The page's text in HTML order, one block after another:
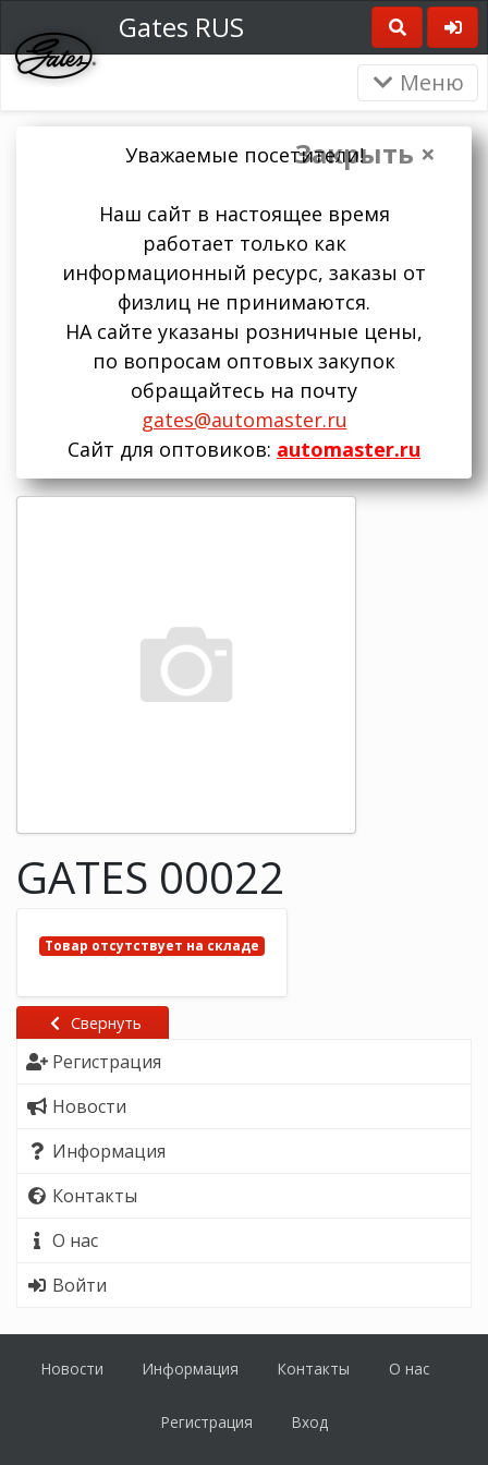
Gates RUS
Меню
Закрыть ×
Уважаемые посетители!
Наш сайт в настоящее время
работает только как
информационный ресурс, заказы от
физлиц не принимаются.
НА сайте указаны розничные цены,
по вопросам оптовых закупок
обращайтесь на почту
gates@automaster.ru
Сайт для оптовиков: automaster.ru
Свернуть
Регистрация
Новости
Информация
Контакты
О нас
Войти
GATES 00022
Товар отсутствует на складе
Новости Информация Контакты О нас
Регистрация Вход